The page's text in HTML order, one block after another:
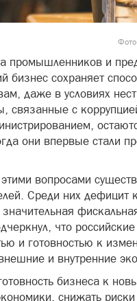
промышленников и
бизнес сохраняет
даже в условиях
связанные с
они впервые стали
вопросами
Среди них дефицит
что
и готовностью к
и внутренние
бизнеса к
снижать